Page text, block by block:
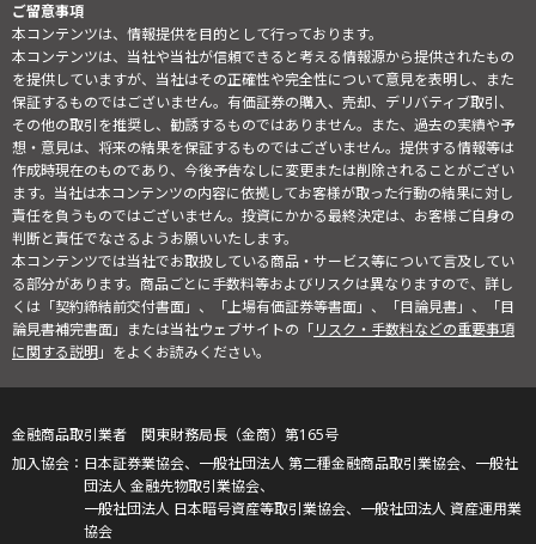
ご留意事項
本コンテンツは、情報提供を目的として行っております。
本コンテンツは、当社や当社が信頼できると考える情報源から提供されたもの
を提供していますが、当社はその正確性や完全性について意見を表明し、また
保証するものではございません。有価証券の購入、売却、デリバティブ取引、
その他の取引を推奨し、勧誘するものではありません。また、過去の実績や予
想・意見は、将来の結果を保証するものではございません。提供する情報等は
作成時現在のものであり、今後予告なしに変更または削除されることがござい
ます。当社は本コンテンツの内容に依拠してお客様が取った行動の結果に対し
責任を負うものではございません。投資にかかる最終決定は、お客様ご自身の
判断と責任でなさるようお願いいたします。
本コンテンツでは当社でお取扱している商品・サービス等について言及してい
る部分があります。商品ごとに手数料等およびリスクは異なりますので、詳し
くは「契約締結前交付書面」、「上場有価証券等書面」、「目論見書」、「目
論見書補完書面」または当社ウェブサイトの「リスク・手数料などの重要事項
に関する説明」をよくお読みください。
金融商品取引業者 関東財務局長（金商）第165号
日本証券業協会、一般社団法人 第二種金融商品取引業協会、一般社
団法人 金融先物取引業協会、
一般社団法人 日本暗号資産等取引業協会、一般社団法人 資産運用業
協会